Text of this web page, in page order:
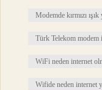
Modemde kırmızı
Türk Telekom modem
WiFi neden internet
Wifide neden internet